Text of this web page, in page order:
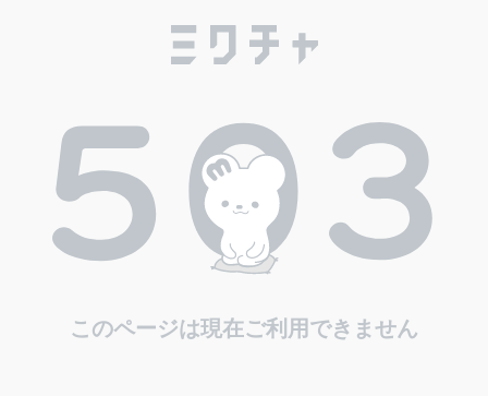
このページは現在ご利用できません